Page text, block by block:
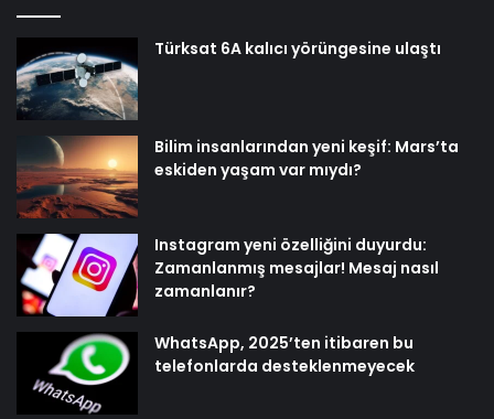
Türksat 6A kalıcı yörüngesine ulaştı
Bilim insanlarından yeni keşif: Mars’ta
eskiden yaşam var mıydı?
Instagram yeni özelliğini duyurdu:
Zamanlanmış mesajlar! Mesaj nasıl
zamanlanır?
WhatsApp, 2025’ten itibaren bu
telefonlarda desteklenmeyecek